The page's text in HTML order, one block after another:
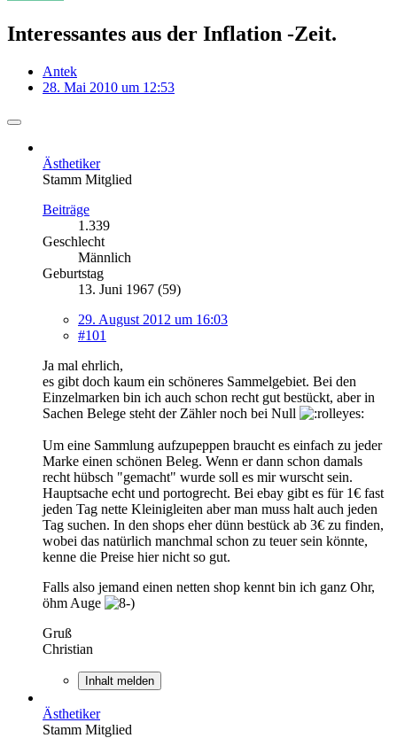
Interessantes aus der Inflation -Zeit.
Antek
28. Mai 2010 um 12:53
Ästhetiker
Stamm Mitglied
Beiträge
1.339
Geschlecht
Männlich
Geburtstag
13. Juni 1967 (59)
29. August 2012 um 16:03
#101
Ja mal ehrlich,
es gibt doch kaum ein schöneres Sammelgebiet. Bei den
Einzelmarken bin ich auch schon recht gut bestückt, aber in
Sachen Belege steht der Zähler noch bei Null
Um eine Sammlung aufzupeppen braucht es einfach zu jeder
Marke einen schönen Beleg. Wenn er dann schon damals
recht hübsch "gemacht" wurde soll es mir wurscht sein.
Hauptsache echt und portogrecht. Bei ebay gibt es für 1€ fast
jeden Tag nette Kleinigleiten aber man muss halt auch jeden
Tag suchen. In den shops eher dünn bestück ab 3€ zu finden,
wobei das natürlich manchmal schon zu teuer sein könnte,
kenne die Preise hier nicht so gut.
Falls also jemand einen netten shop kennt bin ich ganz Ohr,
öhm Auge
Gruß
Christian
Inhalt melden
Ästhetiker
Stamm Mitglied